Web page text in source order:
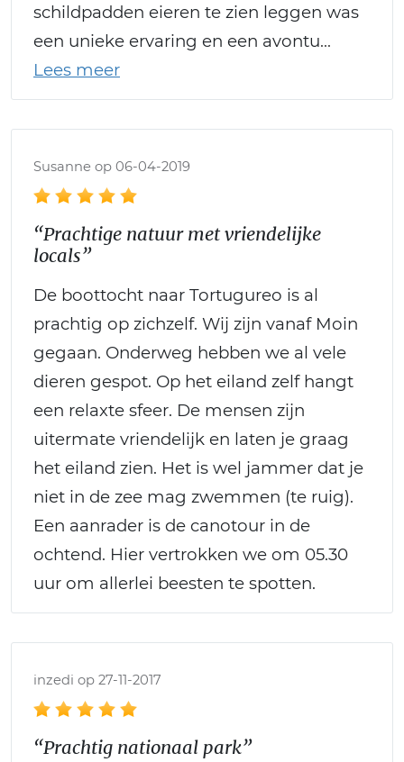
schildpadden eieren te zien leggen was
een unieke ervaring en een avontu
Susanne op 06-04-2019
“Prachtige natuur met vriendelijke
locals”
De boottocht naar Tortugureo is al
prachtig op zichzelf. Wij zijn vanaf Moin
gegaan. Onderweg hebben we al vele
dieren gespot. Op het eiland zelf hangt
een relaxte sfeer. De mensen zijn
uitermate vriendelijk en laten je graag
het eiland zien. Het is wel jammer dat je
niet in de zee mag zwemmen (te ruig).
Een aanrader is de canotour in de
ochtend. Hier vertrokken we om 05.30
uur om allerlei beesten te spotten.
inzedi op 27-11-2017
“Prachtig nationaal park”